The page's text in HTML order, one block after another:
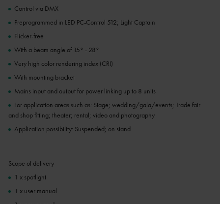
Control via DMX
Preprogrammed in LED PC-Control 512; Light Captain
Flicker-free
With a beam angle of 15° - 28°
Very high color rendering index (CRI)
With mounting bracket
Mains input and output for power linking up to 8 units
For application areas such as: Stage; wedding/gala/events; Trade fair
and shop fitting; theater; rental; video and photography
Application possibility: Suspended; on stand
Scope of delivery
1 x spotlight
1 x user manual